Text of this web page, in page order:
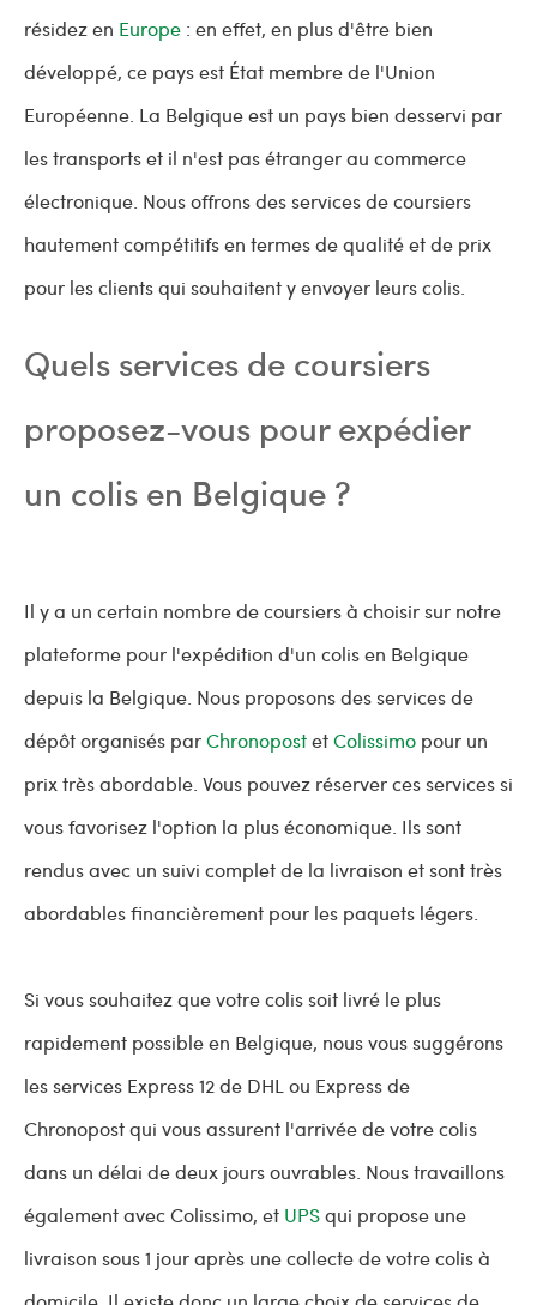
résidez en Europe : en effet, en plus d'être bien
développé, ce pays est État membre de l'Union
Européenne. La Belgique est un pays bien desservi par
les transports et il n'est pas étranger au commerce
électronique. Nous offrons des services de coursiers
hautement compétitifs en termes de qualité et de prix
pour les clients qui souhaitent y envoyer leurs colis.
Quels services de coursiers
proposez-vous pour expédier
un colis en Belgique ?
Il y a un certain nombre de coursiers à choisir sur notre
plateforme pour l'expédition d'un colis en Belgique
depuis la Belgique. Nous proposons des services de
dépôt organisés parChronopostetColissimo pour un
prix très abordable. Vous pouvez réserver ces services si
vous favorisez l'option la plus économique. Ils sont
rendus avec un suivi complet de la livraison et sont très
abordables financièrement pour les paquets légers.
Si vous souhaitez que votre colis soit livré le plus
rapidement possible en Belgique, nous vous suggérons
les services Express 12 de DHL ou Express de
Chronopost qui vous assurent l'arrivée de votre colis
dans un délai de deux jours ouvrables. Nous travaillons
également avec Colissimo, et UPSqui propose une
livraison sous 1 jour après une collecte de votre colis à